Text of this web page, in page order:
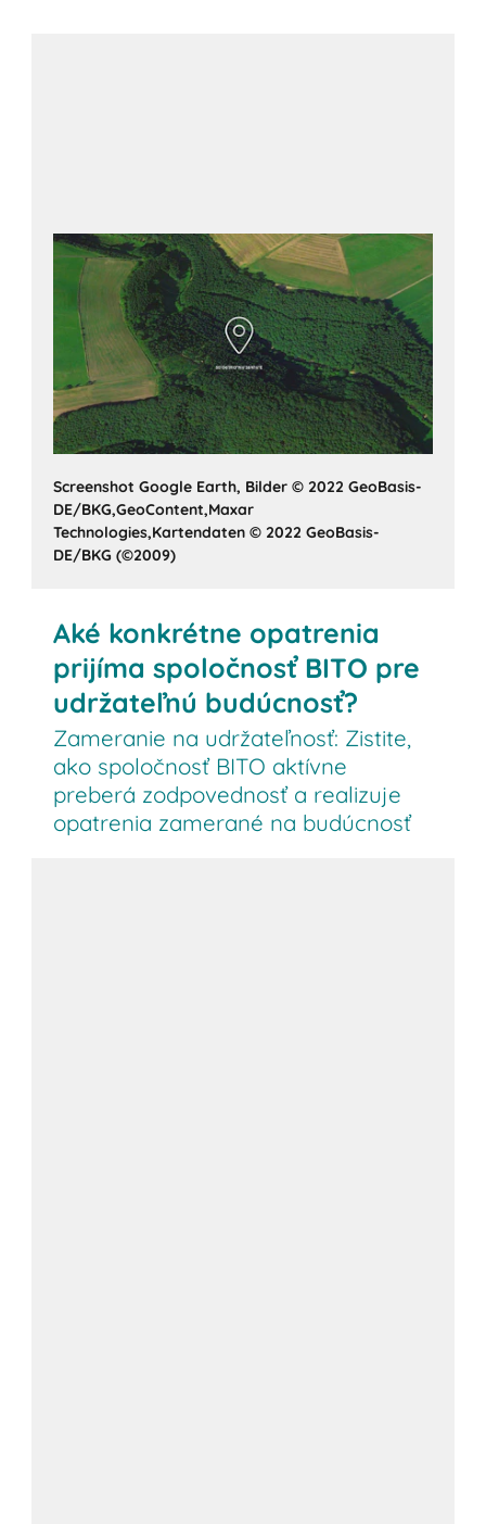
Screenshot Google Earth, Bilder © 2022 GeoBasis-
DE/BKG,GeoContent,Maxar
Technologies,Kartendaten © 2022 GeoBasis-
DE/BKG (©2009)
Zobraziť na mapách Google
Aké konkrétne opatrenia
prijíma spoločnosť BITO pre
udržateľnú budúcnosť?
Zameranie na udržateľnosť: Zistite,
ako spoločnosť BITO aktívne
preberá zodpovednosť a realizuje
opatrenia zamerané na budúcnosť